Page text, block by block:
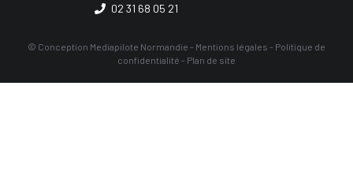
02 31 68 05 21
© Conception Mediapilote Normandie - Mentions légales - Politique de
confidentialité - Plan de site